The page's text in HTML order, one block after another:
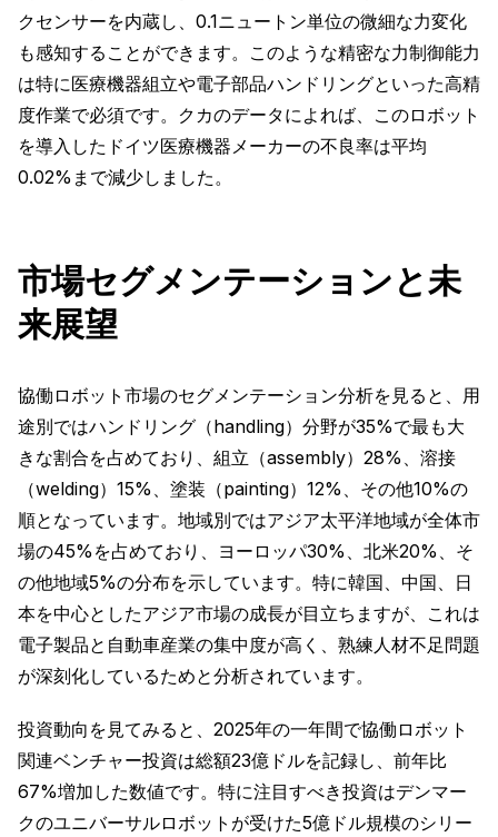
クセンサーを内蔵し、0.1ニュートン単位の微細な力変化
も感知することができます。このような精密な力制御能力
は特に医療機器組立や電子部品ハンドリングといった高精
度作業で必須です。クカのデータによれば、このロボット
を導入したドイツ医療機器メーカーの不良率は平均
0.02%まで減少しました。
市場セグメンテーションと未
来展望
協働ロボット市場のセグメンテーション分析を見ると、用
途別ではハンドリング（handling）分野が35%で最も大
きな割合を占めており、組立（assembly）28%、溶接
（welding）15%、塗装（painting）12%、その他10%の
順となっています。地域別ではアジア太平洋地域が全体市
場の45%を占めており、ヨーロッパ30%、北米20%、そ
の他地域5%の分布を示しています。特に韓国、中国、日
本を中心としたアジア市場の成長が目立ちますが、これは
電子製品と自動車産業の集中度が高く、熟練人材不足問題
が深刻化しているためと分析されています。
投資動向を見てみると、2025年の一年間で協働ロボット
関連ベンチャー投資は総額23億ドルを記録し、前年比
67%増加した数値です。特に注目すべき投資はデンマー
クのユニバーサルロボットが受けた5億ドル規模のシリー